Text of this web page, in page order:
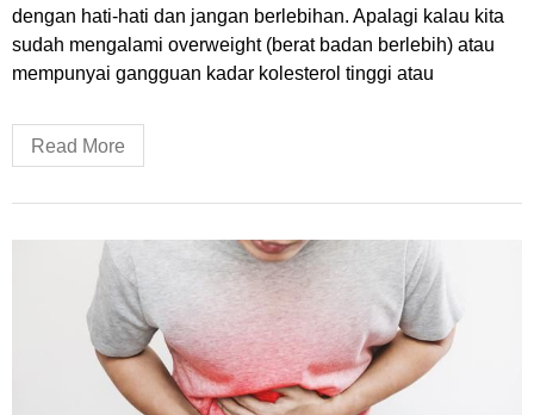
dengan hati-hati dan jangan berlebihan. Apalagi kalau kita
sudah mengalami overweight (berat badan berlebih) atau
mempunyai gangguan kadar kolesterol tinggi atau
Read More